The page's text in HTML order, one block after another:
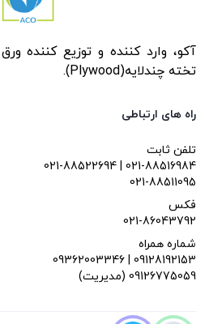
تخته چندلایه(Plywood).
راه های ارتباطی
تلفن ثابت
021-88522694 | 021-88516984
021-88511095
فکس
021-86043792
شماره همراه
09362003346 | 09128192153
(مدیریت) 09126775059